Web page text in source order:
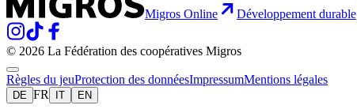
Migros Online Développement durable
© 2026 La Fédération des coopératives Migros
Règles du jeuProtection des donnéesImpressumMentions légales
DE FR IT EN